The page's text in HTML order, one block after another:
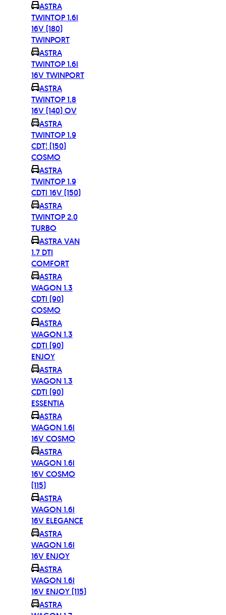
ASTRA
TWINTOP 1.6i
16V (180)
TWINPORT
ASTRA
TWINTOP 1.6i
16V TWINPORT
ASTRA
TWINTOP 1.8
16V (140) OV
ASTRA
TWINTOP 1.9
CDT¦ (150)
COSMO
ASTRA
TWINTOP 1.9
CDTi 16V (150)
ASTRA
TWINTOP 2.0
TURBO
ASTRA VAN
1.7 DTI
COMFORT
ASTRA
WAGON 1.3
CDTi (90)
COSMO
ASTRA
WAGON 1.3
CDTi (90)
ENJOY
ASTRA
WAGON 1.3
CDTi (90)
ESSENTIA
ASTRA
WAGON 1.6i
16V COSMO
ASTRA
WAGON 1.6i
16V COSMO
(115)
ASTRA
WAGON 1.6i
16V ELEGANCE
ASTRA
WAGON 1.6i
16V ENJOY
ASTRA
WAGON 1.6i
16V ENJOY (115)
ASTRA